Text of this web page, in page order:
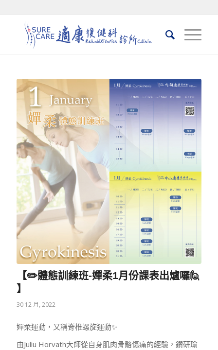
【✏️體態訓練班-嬋柔1月份課表出爐囉🙋‍
】
30 12 月, 2022
嬋柔運動，又稱脊椎螺旋運動✨
由Juliu Horvath大師從自身肌肉骨骼傷痛的經驗，鑽研瑜